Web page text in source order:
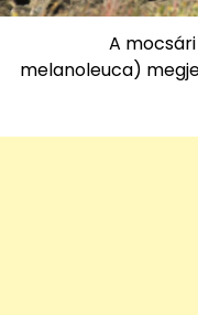
A
melanoleuca)